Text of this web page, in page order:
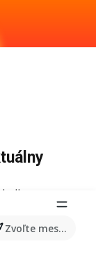
Zvoľte mesto